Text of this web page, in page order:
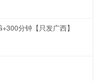
分钟【只发广西】